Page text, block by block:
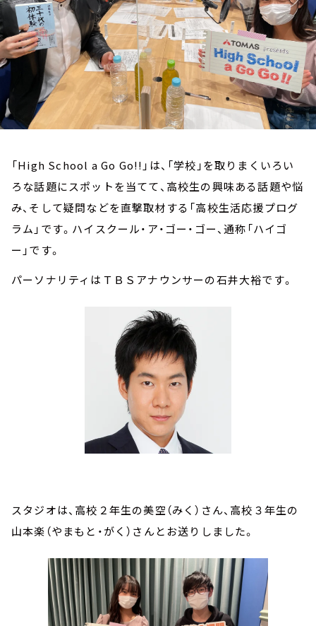
「High School a Go Go!!」は、「学校」を取りまくいろい
ろな話題にスポットを当てて、高校生の興味ある話題や悩
み、そして疑問などを直撃取材する「高校生活応援プログ
ラム」です。ハイスクール・ア・ゴー・ゴー、通称「ハイゴ
ー」です。
パーソナリティはＴＢＳアナウンサーの石井大裕です。
スタジオは、高校２年生の美空（みく）さん、高校３年生の
山本楽（やまもと・がく）さんとお送りしました。